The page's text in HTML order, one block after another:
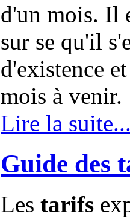
d'un mois. Il
sur se qu'il
d'existence
mois à venir.
Lire la
Guide des
Les tarifs